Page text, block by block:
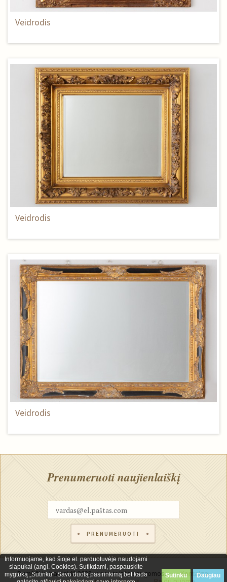
Informuojame, kad šioje el. parduotuvėje naudojami
slapukai (angl. Cookies). Sutikdami, paspauskite
mygtuką „Sutinku“. Savo duotą pasirinkimą bet kada
Sutinku Daugiau
Veidrodis
Veidrodis
Veidrodis
Prenumeruoti naujienlaiškį
PRENUMERUOTI
Rumšiškių baldai © 2023, visos teisės saugomos.
Kontaktai